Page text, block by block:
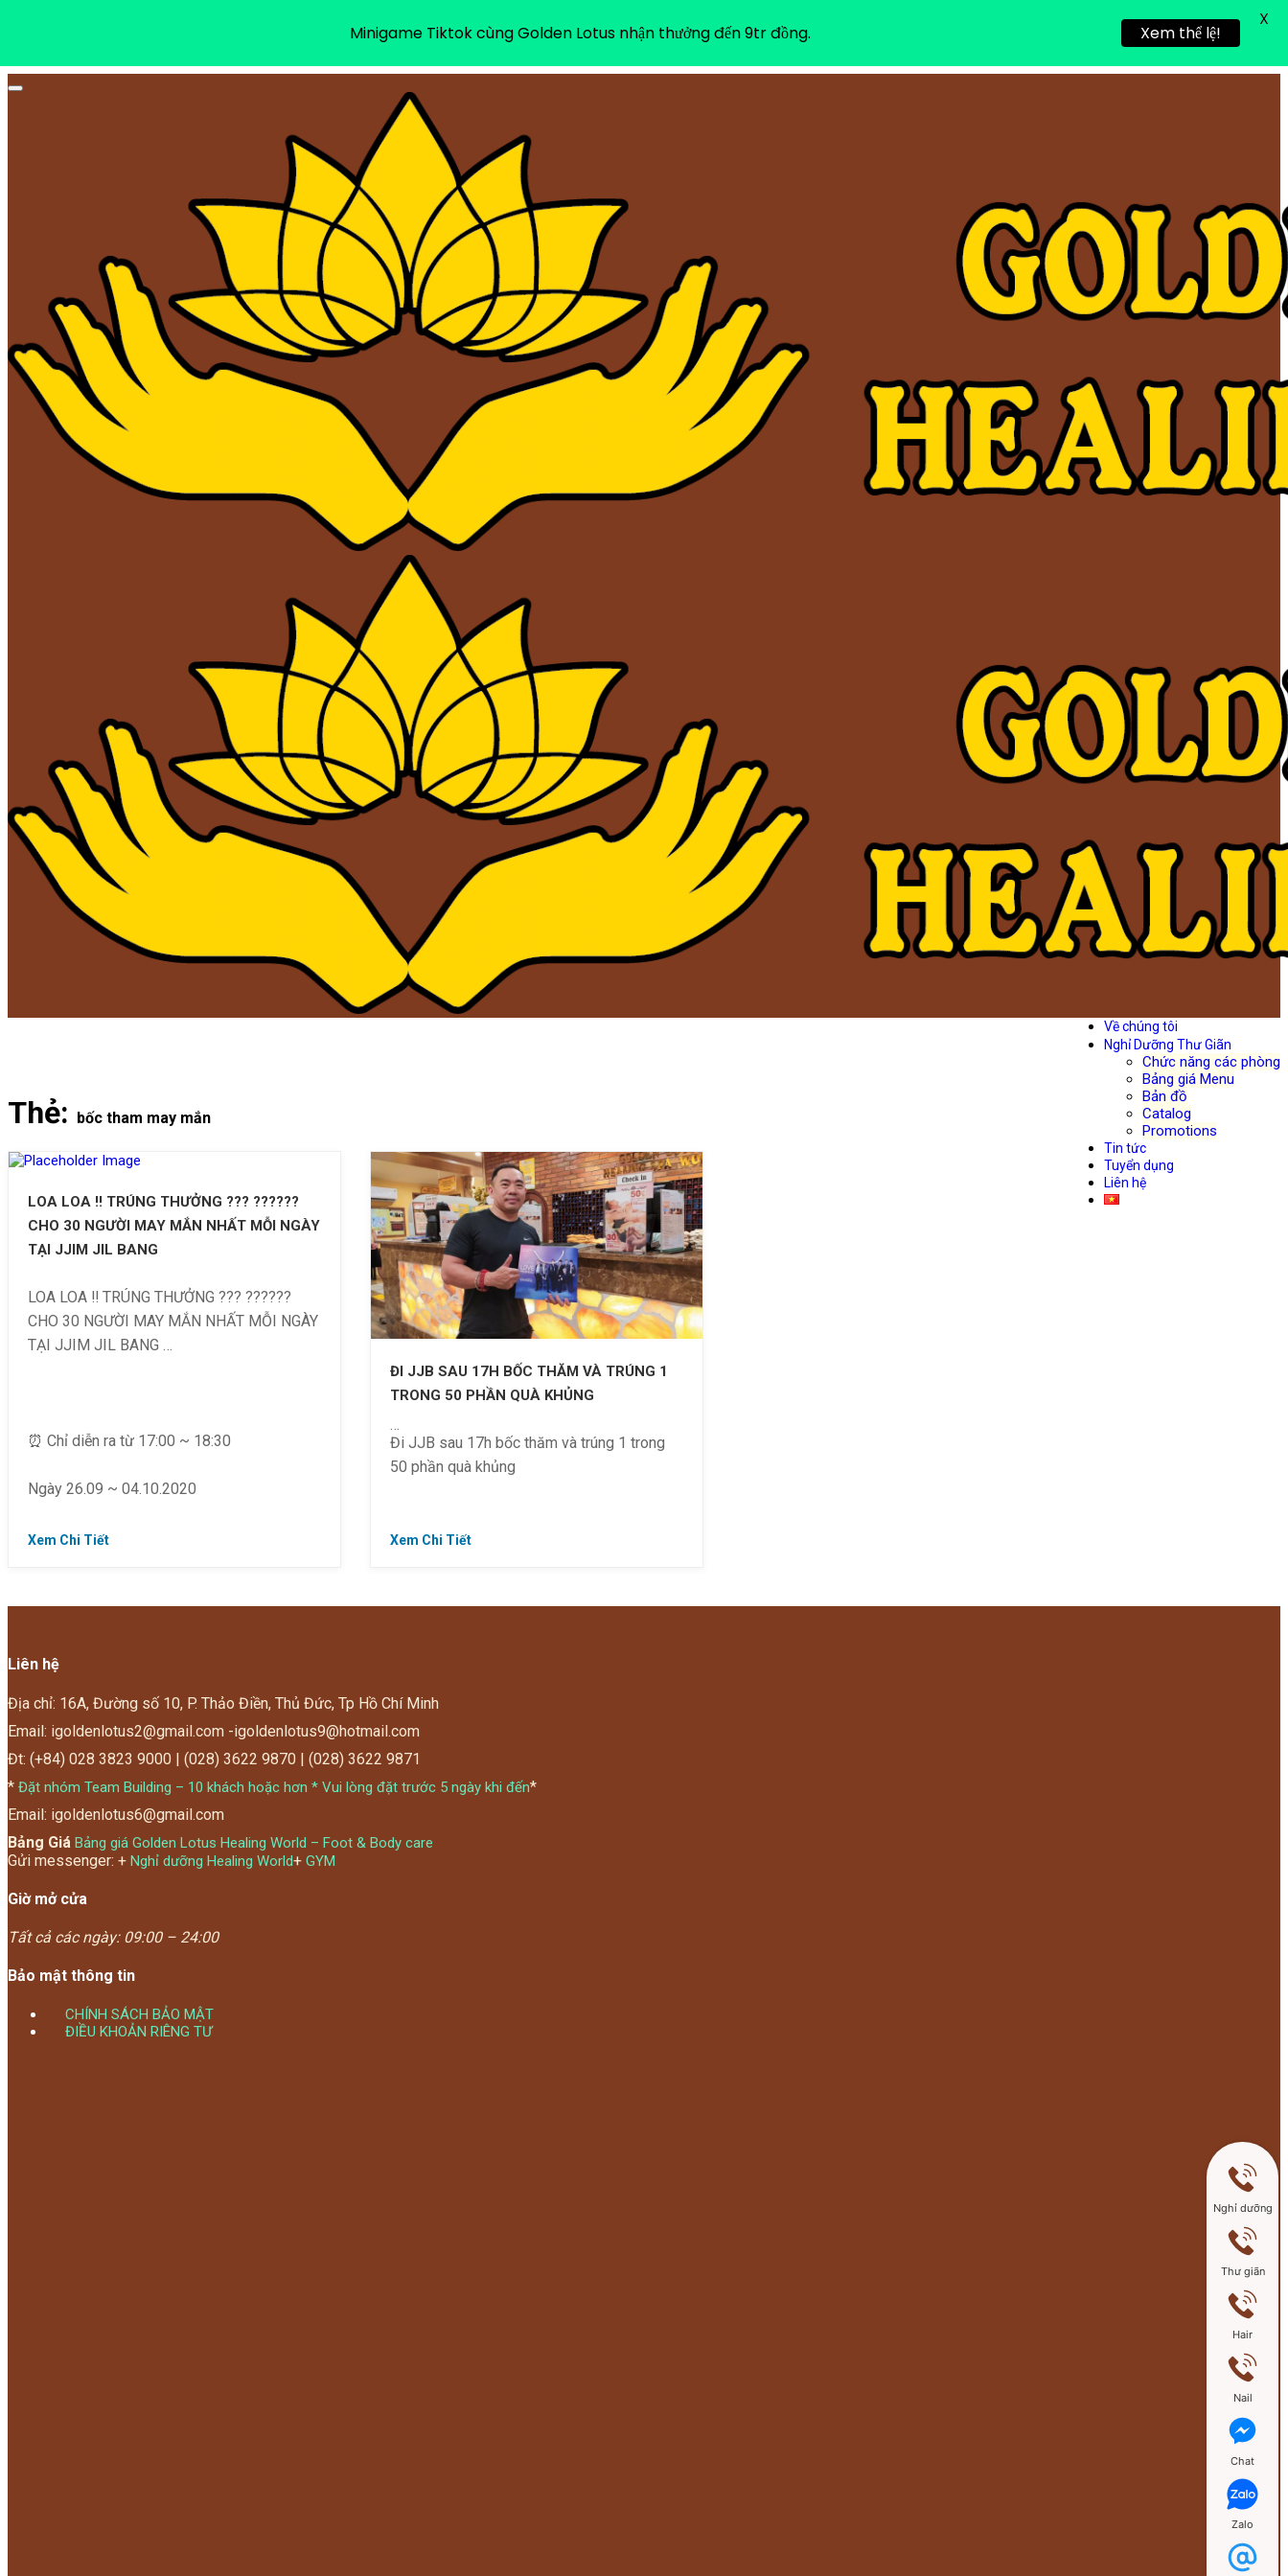
Toggle navigation
Về chúng tôi
Nghỉ Dưỡng Thư Giãn
Chức năng các phòng
Bảng giá Menu
Bản đồ
Catalog
Promotions
Tin tức
Tuyển dụng
Liên hệ
Thẻ: bốc tham may mắn
LOA LOA ‼ TRÚNG THƯỞNG ??? ??????
CHO 30 NGƯỜI MAY MẮN NHẤT MỖI NGÀY
TẠI JJIM JIL BANG
LOA LOA ‼ TRÚNG THƯỞNG ??? ??????
CHO 30 NGƯỜI MAY MẮN NHẤT MỖI NGÀY
TẠI JJIM JIL BANG
⏰ Chỉ diễn ra từ 17:00 ~ 18:30
Ngày 26.09 ~ 04.10.2020
? Đến nhanh nào bạn ơi!!!
Xem Chi Tiết
ĐI JJB SAU 17H BỐC THĂM VÀ TRÚNG 1
TRONG 50 PHẦN QUÀ KHỦNG
Đi JJB sau 17h bốc thăm và trúng 1 trong
50 phần quà khủng
? Chỉ 170K/ vé – Off 49% (Giá gốc: 335K)
? Bốc thăm TRÚNG 50 phần quà LỚN cho
100 khách hàng ĐẦU TIÊN
Bang”
Xem Chi Tiết
Liên hệ
Địa chỉ: 16A, Đường số 10, P. Thảo Điền, Thủ Đức, Tp Hồ Chí Minh
Email: igoldenlotus2@gmail.com -igoldenlotus9@hotmail.com
Đt: (+84) 028 3823 9000 | (028) 3622 9870 | (028) 3622 9871
* Đặt nhóm Team Building – 10 khách hoặc hơn * Vui lòng đặt trước 5 ngày khi đến*
Email: igoldenlotus6@gmail.com
Bảng Giá Bảng giá Golden Lotus Healing World – Foot & Body care
Gửi messenger: + Nghỉ dưỡng Healing World+ GYM
Giờ mở cửa
Tất cả các ngày: 09:00 – 24:00
Bảo mật thông tin
CHÍNH SÁCH BẢO MẬT
ĐIỀU KHOẢN RIÊNG TƯ
Nghỉ dưỡng
Thư giãn
Hair
Nail
Chat
Zalo
Minigame Tiktok cùng Golden Lotus nhận thưởng đến 9tr đồng. Xem thể lệ!
X